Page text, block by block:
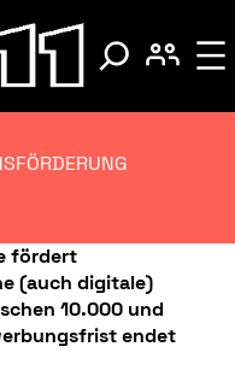
fördert
(auch digitale)
10.000 und
endet